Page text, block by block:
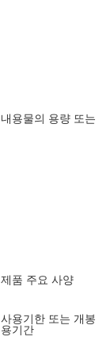
내용물의 용량 또는
제품 주요 사양
사용기한 또는 개봉
용기간